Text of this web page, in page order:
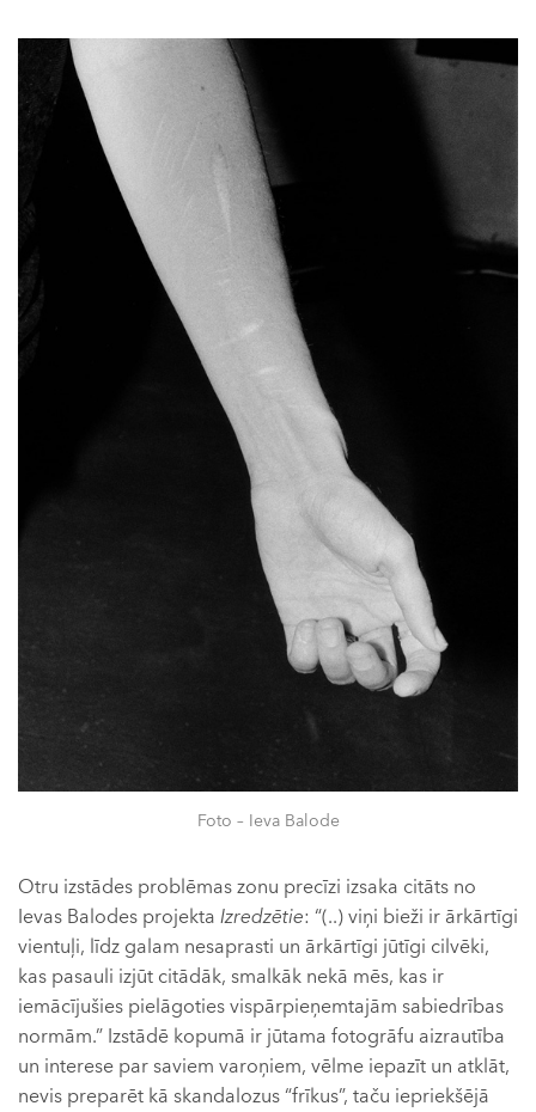
Foto – Ieva Balode
Otru izstādes problēmas zonu precīzi izsaka citāts no
Ievas Balodes projekta Izredzētie: “(..) viņi bieži ir ārkārtīgi
vientuļi, līdz galam nesaprasti un ārkārtīgi jūtīgi cilvēki,
kas pasauli izjūt citādāk, smalkāk nekā mēs, kas ir
iemācījušies pielāgoties vispārpieņemtajām sabiedrības
normām.” Izstādē kopumā ir jūtama fotogrāfu aizrautība
un interese par saviem varoņiem, vēlme iepazīt un atklāt,
nevis preparēt kā skandalozus “frīkus”, taču iepriekšējā